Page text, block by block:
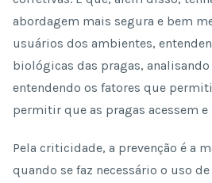
abordagem mais segura e bem
usuários dos ambientes,
biológicas das pragas, analisando
entendendo os fatores que
permitir que as pragas acessem
Pela criticidade, a prevenção é a
quando se faz necessário o uso